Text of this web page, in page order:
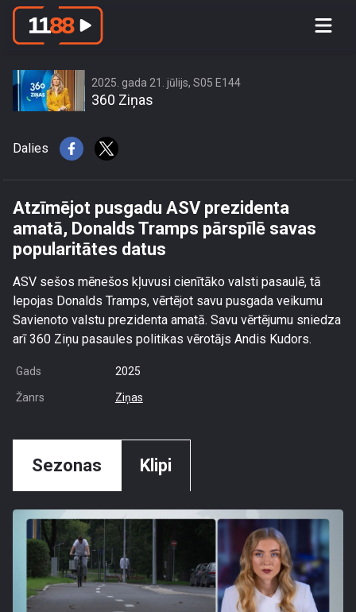
Atzīmējot pusgadu ASV prezidenta
2025. gada 21. jūlijs, S05 E144
360 Ziņas
Dalies
Atzīmējot pusgadu ASV prezidenta
amatā, Donalds Tramps pārspīlē savas
popularitātes datus
ASV sešos mēnešos kļuvusi cienītāko valsti pasaulē, tā
lepojas Donalds Tramps, vērtējot savu pusgada veikumu
Savienoto valstu prezidenta amatā. Savu vērtējumu sniedza
arī 360 Ziņu pasaules politikas vērotājs Andis Kudors.
Gads 2025
Žanrs Ziņas
Sezonas Klipi